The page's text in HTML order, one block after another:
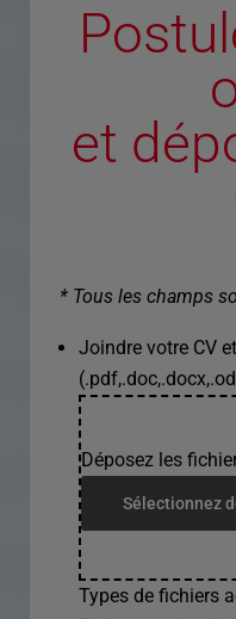
et
* Tous les champs
Joindre votre CV
Déposez les
Sélectionnez
Types de fichiers